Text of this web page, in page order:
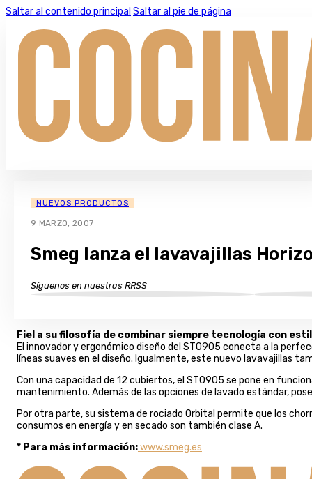
Saltar al contenido principal Saltar al pie de página
NUEVOS PRODUCTOS
9 MARZO, 2007
Smeg lanza el lavavajillas
Síguenos en nuestras RRSS
Fiel a su filosofía de combinar siempre tecnología con
El innovador y ergonómico diseño del STO905 conecta a la
líneas suaves en el diseño. Igualmente, este nuevo lavavajillas
Con una capacidad de 12 cubiertos, el STO905 se pone en
mantenimiento. Además de las opciones de lavado estándar,
Por otra parte, su sistema de rociado Orbital permite que los
consumos en energía y en secado son también clase A.
* Para más información:www.smeg.es